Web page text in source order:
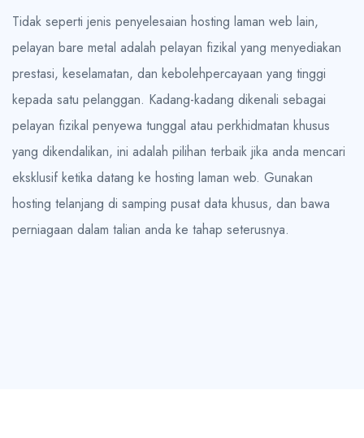
Tidak seperti jenis penyelesaian hosting laman web lain,
pelayan bare metal adalah pelayan fizikal yang menyediakan
prestasi, keselamatan, dan kebolehpercayaan yang tinggi
kepada satu pelanggan. Kadang-kadang dikenali sebagai
pelayan fizikal penyewa tunggal atau perkhidmatan khusus
yang dikendalikan, ini adalah pilihan terbaik jika anda mencari
eksklusif ketika datang ke hosting laman web. Gunakan
hosting telanjang di samping pusat data khusus, dan bawa
perniagaan dalam talian anda ke tahap seterusnya.